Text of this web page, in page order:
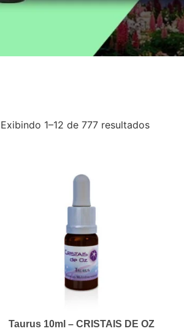
Exibindo 1–12 de 777 resultados
Taurus 10ml – CRISTAIS DE OZ